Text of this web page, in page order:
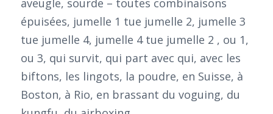
aveugle, sourde – toutes combinaisons
épuisées, jumelle 1 tue jumelle 2, jumelle 3
tue jumelle 4, jumelle 4 tue jumelle 2 , ou 1,
ou 3, qui survit, qui part avec qui, avec les
biftons, les lingots, la poudre, en Suisse, à
Boston, à Rio, en brassant du voguing, du